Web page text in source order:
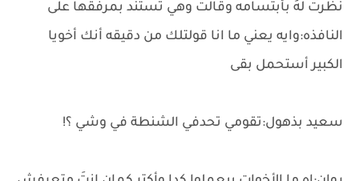
نظرت لهُ بأبتسامه وقالت وهي تستند بمرفقها على
النافذه:وايه يعني ما انا قولتلك من دقيقه أنك أخويا
الكبير أستحمل بقى
سعيد بذهول:تقومي تحدفي الشنطة في وشي ؟!